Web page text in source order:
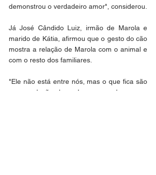
demonstrou o verdadeiro amor", considerou.
Já José Cândido Luiz, irmão de Marola e
marido de Kátia, afirmou que o gesto do cão
mostra a relação de Marola com o animal e
com o resto dos familiares.
"Ele não está entre nós, mas o que fica são
as recordações boas. Isso eu vou levar para